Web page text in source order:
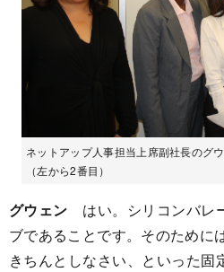
ネットアップ人事担当上席副社長のグ
（左から2番目）
グウェン
はい。シリコンバレ
ブであることです。そのために
きちんとしなさい、といった固